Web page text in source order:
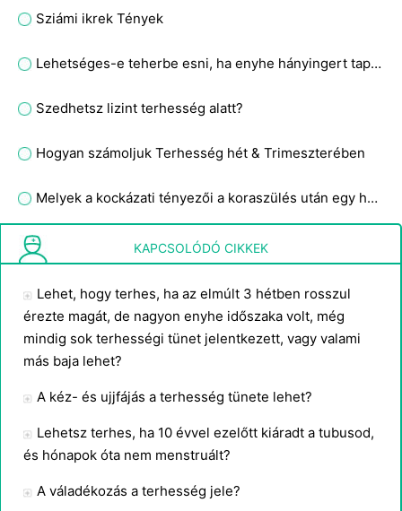
Sziámi ikrek Tények
Lehetséges-e teherbe esni, ha enyhe hányingert tapasztal, és a mellbimbók körül sötétedik, és enyhe fájdalommal jár, de a menstruációja hat napig nem esedékes?
Szedhetsz lizint terhesség alatt?
Hogyan számoljuk Terhesség hét & Trimeszterében
Melyek a kockázati tényezői a koraszülés után egy hónappal a preeclampsia miatti teherbeesésnek?
KAPCSOLÓDÓ CIKKEK
Lehet, hogy terhes, ha az elmúlt 3 hétben rosszul
érezte magát, de nagyon enyhe időszaka volt, még
mindig sok terhességi tünet jelentkezett, vagy valami
más baja lehet?
A kéz- és ujjfájás a terhesség tünete lehet?
Lehetsz terhes, ha 10 évvel ezelőtt kiáradt a tubusod,
és hónapok óta nem menstruált?
A váladékozás a terhesség jele?